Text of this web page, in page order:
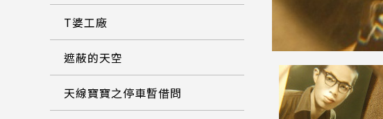
T婆工廠
遮蔽的天空
天線寶寶之停車暫借問